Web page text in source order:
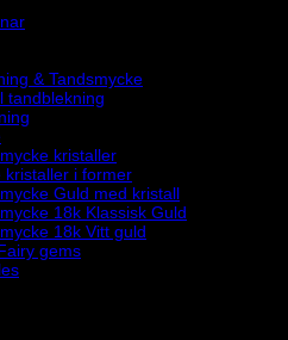
& Tandsmycke
tandblekning
kristaller
kristaller i former
Guld med kristall
18k Klassisk Guld
18k Vitt guld
gems